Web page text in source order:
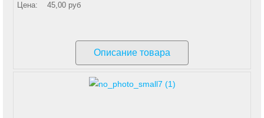
Цена: 45,00 руб
Описание товара